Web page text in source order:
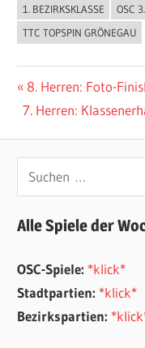
ALLGEMEIN
1. BEZIRKSKLASSE OSC
TTC TOPSPIN GRÖNEGAU
Vorheriger
Beitrag:
8. Herren: Foto-
Nächster
7. Herren:
Suchen
nach:
Alle Spiele der
OSC-Spiele: *klick*
Stadtpartien: *klick*
Bezirkspartien: